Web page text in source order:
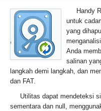
Handy
untuk
yang
Anda
salinan
langkah demi langkah, dan
dan FAT.
Utilitas dapat mendeteksi
sementara dan null,